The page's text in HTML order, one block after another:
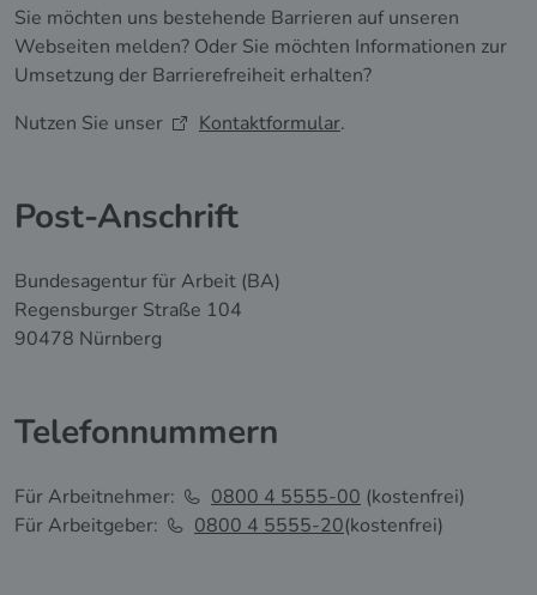
Sie möchten uns bestehende Barrieren auf unseren
Webseiten melden? Oder Sie möchten Informationen zur
Umsetzung der Barrierefreiheit erhalten?
Nutzen Sie unser
Kontaktformular.
Post-Anschrift
Bundesagentur für Arbeit (BA)
Regensburger Straße 104
90478 Nürnberg
Telefonnummern
Für Arbeitnehmer: 0800 4 5555-00 (kostenfrei)
Für Arbeitgeber:
0800 4 5555-20(kostenfrei)